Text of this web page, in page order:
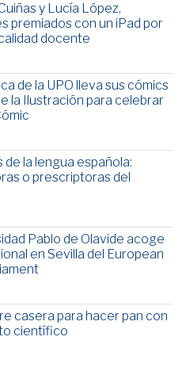
y Lucía López,
premiados con un iPad por
docente
de la UPO lleva sus cómics
la Ilustración para celebrar
de la lengua española:
o prescriptoras del
Pablo de Olavide acoge
en Sevilla del European
casera para hacer pan con
científico